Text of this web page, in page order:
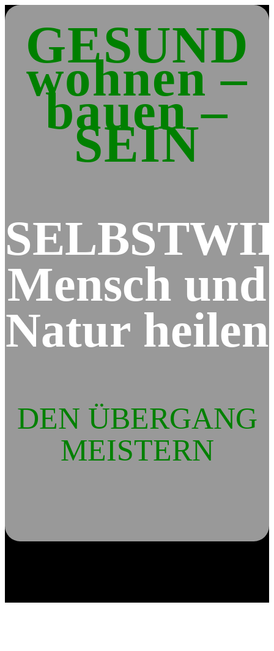
GESUND
wohnen –
bauen –
SEIN
Mensch und
Natur heilen
DEN ÜBERGANG
MEISTERN